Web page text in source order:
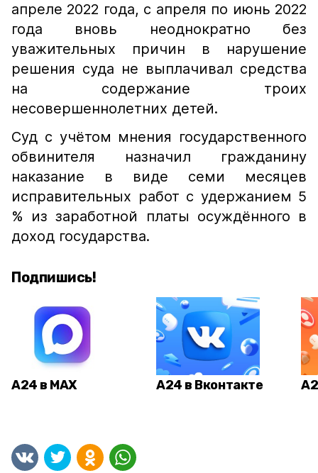
апреле 2022 года, с апреля по июнь 2022
года вновь неоднократно без
уважительных причин в нарушение
решения суда не выплачивал средства
на содержание троих
несовершеннолетних детей.
Суд с учётом мнения государственного
обвинителя назначил гражданину
наказание в виде семи месяцев
исправительных работ с удержанием 5
% из заработной платы осуждённого в
доход государства.
Подпишись!
А24 в MAX А24 в Вконтакте